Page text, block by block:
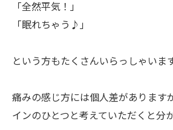
「全然平気！」
「眠れちゃう♪」
という方もたくさんいらっしゃいま
痛みの感じ方には個人差があります
インのひとつと考えていただくと分